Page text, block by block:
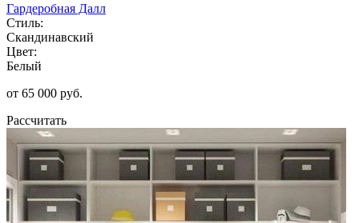
Гардеробная Далл
Стиль:
Скандинавский
Цвет:
Белый
от 65 000 руб.
Рассчитать